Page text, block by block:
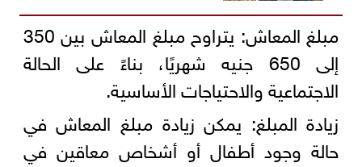
مبلغ المعاش: يتراوح مبلغ المعاش بين 350
إلى 650 جنيه شهريًا، بناءً على الحالة
الاجتماعية والاحتياجات الأساسية.
زيادة المبلغ: يمكن زيادة مبلغ المعاش في
حالة وجود أطفال أو أشخاص معاقين في